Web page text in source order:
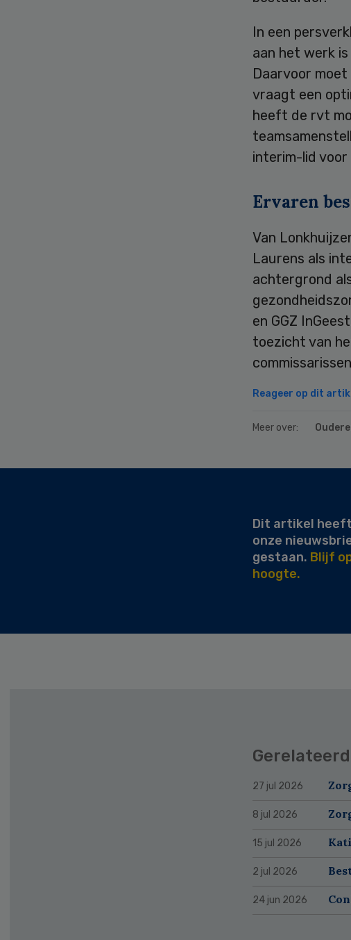
In een
aan het werk
Daarvoor
vraagt een
heeft de rvt
interim-lid
Ervaren
Van
Laurens als
achtergrond
en GGZ
toezicht van
Reageer op dit
Meer over:
Dit artikel
onze
gestaan. Blijf
hoogte.
27 jul 2026
8 jul 2026
15 jul 2026
2 jul 2026
24 jun 2026